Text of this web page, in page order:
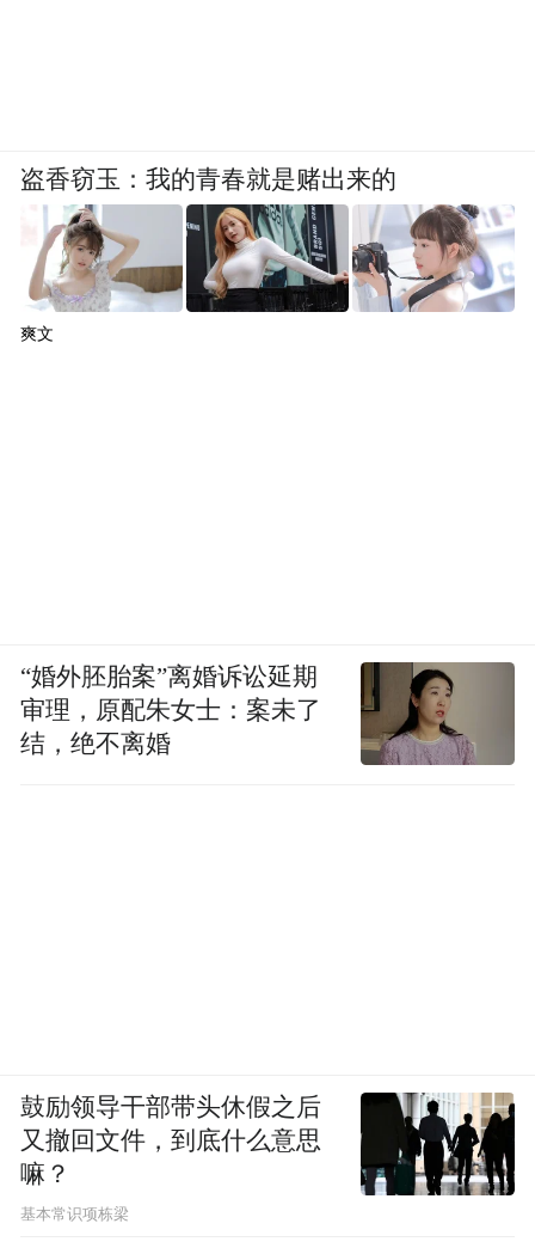
盗香窃玉：我的青春就是赌出来的
爽文
“婚外胚胎案”离婚诉讼延期
审理，原配朱女士：案未了
结，绝不离婚
鼓励领导干部带头休假之后
又撤回文件，到底什么意思
嘛？
基本常识项栋梁